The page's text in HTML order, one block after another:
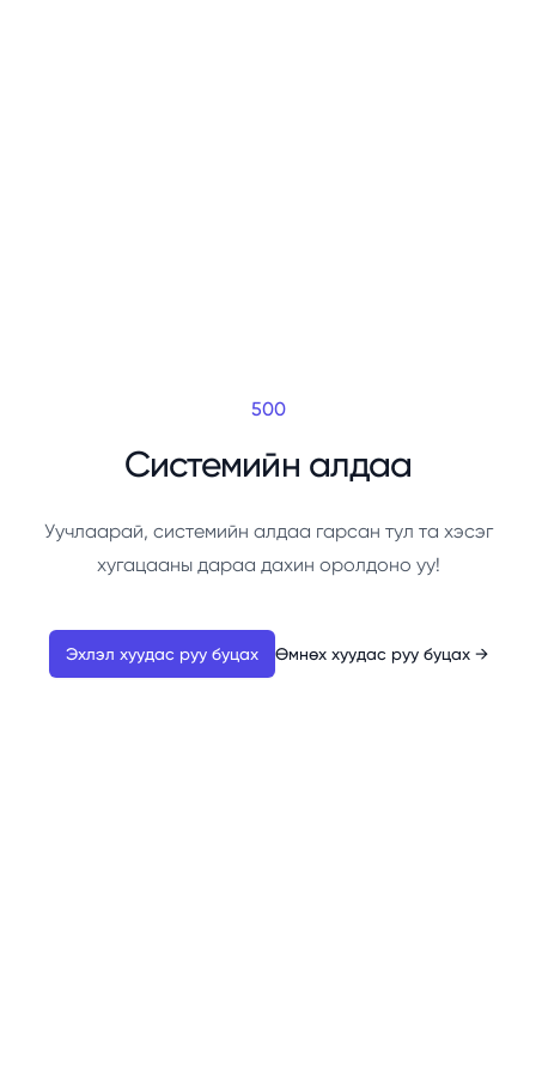
500
Системийн алдаа
Уучлаарай, системийн алдаа гарсан тул та хэсэг
хугацааны дараа дахин оролдоно уу!
Эхлэл хуудас руу буцах Өмнөх хуудас руу буцах →